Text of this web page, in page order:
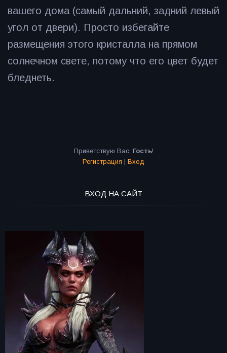
вашего дома (самый дальний, задний левый
угол от двери). Просто избегайте
размещения этого кристалла на прямом
солнечном свете, потому что его цвет будет
бледнеть.
Приветствую Вас, Гость!
Регистрация | Вход
ВХОД НА САЙТ